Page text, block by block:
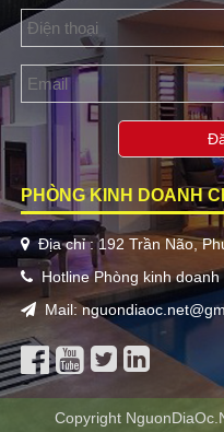
PHÒNG KINH DOANH
Địa chỉ : 192 Trần Não,
Hotline Phòng kinh
Mail:
Copyright